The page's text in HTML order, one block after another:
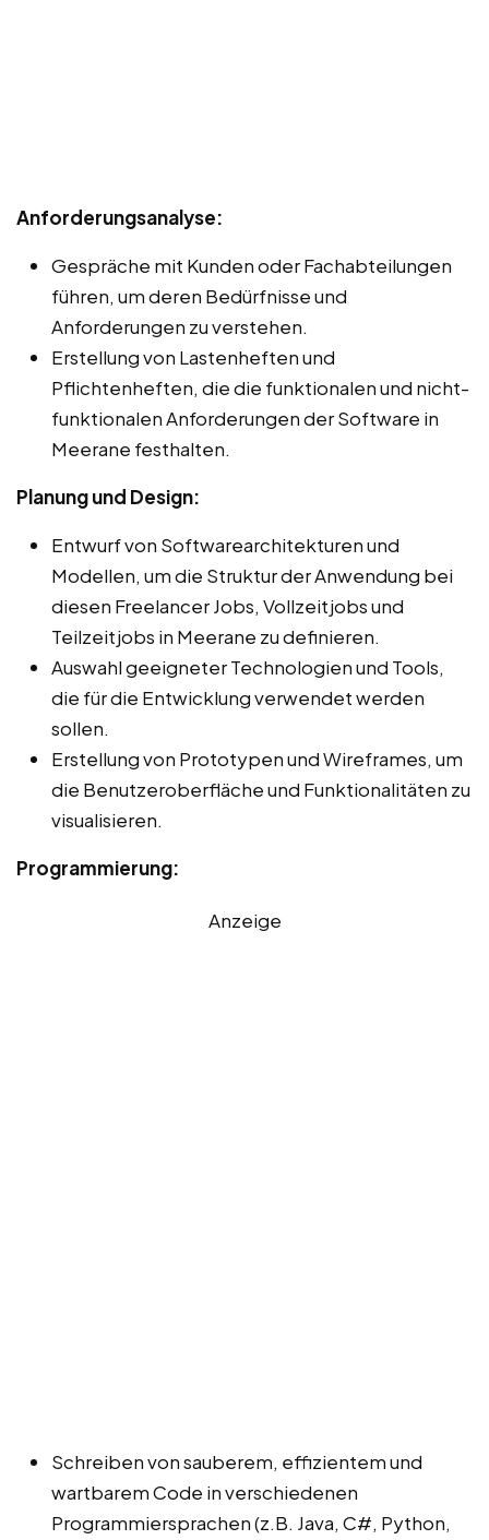
Anforderungsanalyse:
Gespräche mit Kunden oder Fachabteilungen
führen, um deren Bedürfnisse und
Anforderungen zu verstehen.
Erstellung von Lastenheften und
Pflichtenheften, die die funktionalen und nicht-
funktionalen Anforderungen der Software in
Meerane festhalten.
Planung und Design:
Entwurf von Softwarearchitekturen und
Modellen, um die Struktur der Anwendung bei
diesen Freelancer Jobs, Vollzeitjobs und
Teilzeitjobs in Meerane zu definieren.
Auswahl geeigneter Technologien und Tools,
die für die Entwicklung verwendet werden
sollen.
Erstellung von Prototypen und Wireframes, um
die Benutzeroberfläche und Funktionalitäten zu
visualisieren.
Programmierung:
Anzeige
Schreiben von sauberem, effizientem und
wartbarem Code in verschiedenen
Programmiersprachen (z.B. Java, C#, Python,